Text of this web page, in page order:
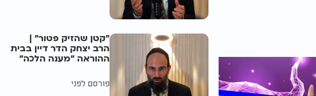
"קטן שהזיק פטור" |
הרב יצחק הדר דיין בבית
ההוראה "מענה הלכה"
פורסם לפני